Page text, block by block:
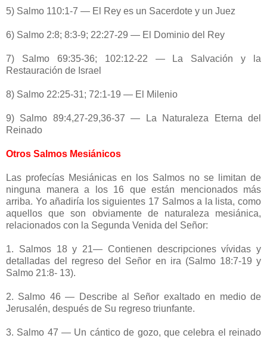
5) Salmo 110:1-7 — El Rey es un Sacerdote y un Juez
6) Salmo 2:8; 8:3-9; 22:27-29 — El Dominio del Rey
7) Salmo 69:35-36; 102:12-22 — La Salvación y la
Restauración de Israel
8) Salmo 22:25-31; 72:1-19 — El Milenio
9) Salmo 89:4,27-29,36-37 — La Naturaleza Eterna del
Reinado
Otros Salmos Mesiánicos
Las profecías Mesiánicas en los Salmos no se limitan de
ninguna manera a los 16 que están mencionados más
arriba. Yo añadiría los siguientes 17 Salmos a la lista, como
aquellos que son obviamente de naturaleza mesiánica,
relacionados con la Segunda Venida del Señor:
1. Salmos 18 y 21— Contienen descripciones vívidas y
detalladas del regreso del Señor en ira (Salmo 18:7-19 y
Salmo 21:8- 13).
2. Salmo 46 — Describe al Señor exaltado en medio de
Jerusalén, después de Su regreso triunfante.
3. Salmo 47 — Un cántico de gozo, que celebra el reinado